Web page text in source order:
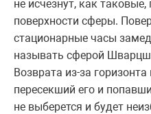
не исчезнут, как
поверхности сферы.
стационарные часы
называть сферой
Возврата из-за
пересекший его и
не выберется и будет